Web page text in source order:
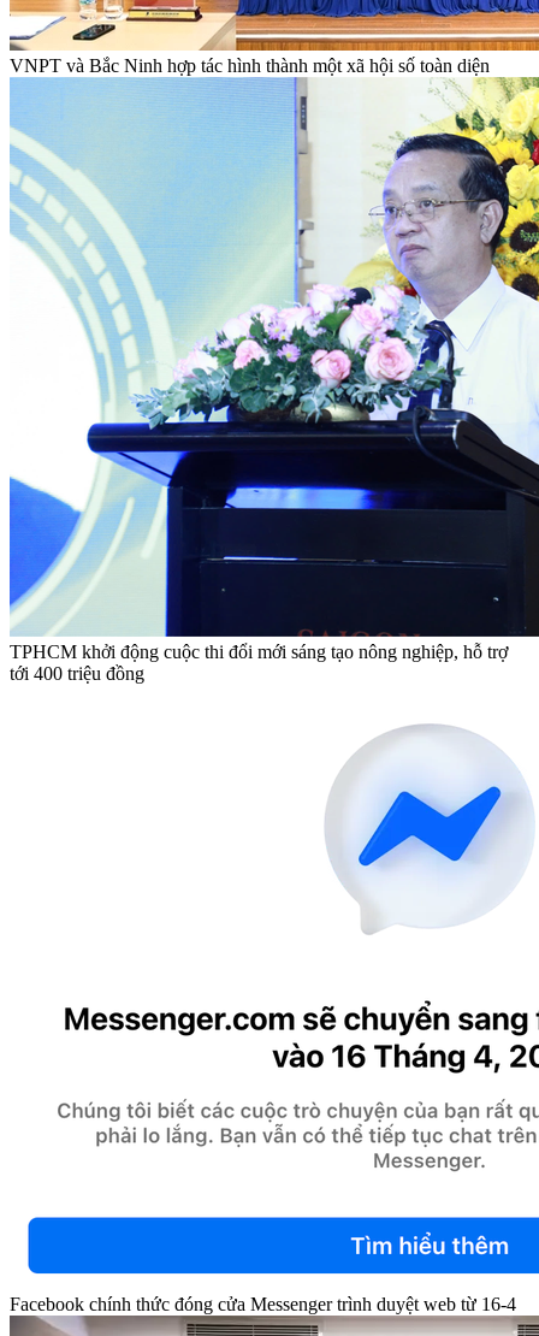
VNPT và Bắc Ninh hợp tác hình thành một xã hội số toàn diện
TPHCM khởi động cuộc thi đổi mới sáng tạo nông nghiệp, hỗ trợ
tới 400 triệu đồng
Facebook chính thức đóng cửa Messenger trình duyệt web từ 16-4